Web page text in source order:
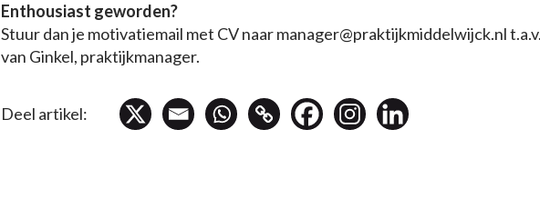
Enthousiast geworden?
Stuur dan je motivatiemail met CV naar manager@praktijkmiddelwijck.nl
van Ginkel, praktijkmanager.
Deel artikel: